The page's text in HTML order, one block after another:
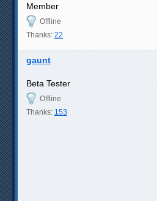
Member
Offline
Thanks: 22
gaunt
Beta Tester
Offline
Thanks: 153